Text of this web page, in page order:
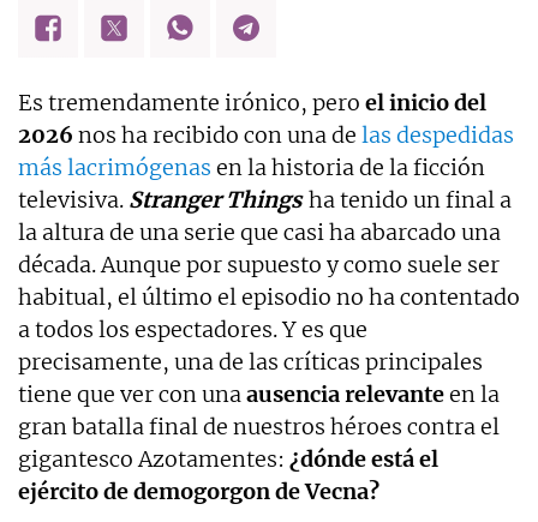
Es tremendamente irónico, pero el inicio del
2026 nos ha recibido con una de las despedidas
más lacrimógenas en la historia de la ficción
televisiva. Stranger Thingsha tenido un final a
la altura de una serie que casi ha abarcado una
década. Aunque por supuesto y como suele ser
habitual, el último el episodio no ha contentado
a todos los espectadores. Y es que
precisamente, una de las críticas principales
tiene que ver con unaausencia relevanteen la
gran batalla final de nuestros héroes contra el
gigantesco Azotamentes: ¿dónde está el
ejército de demogorgon de Vecna?